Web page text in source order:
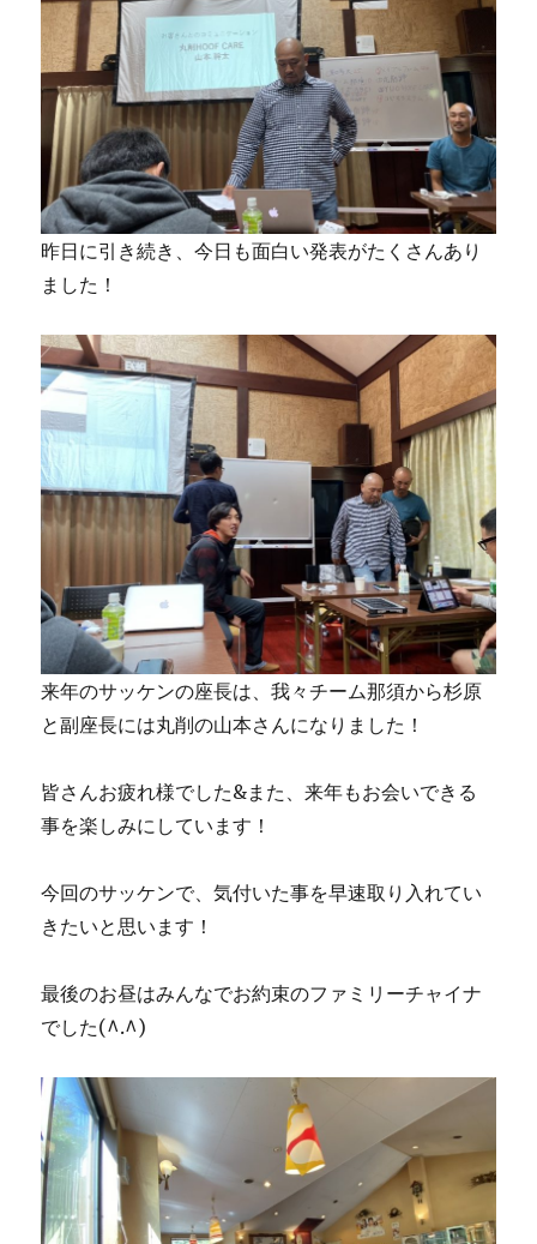
昨日に引き続き、今日も面白い発表がたくさんあり
ました！
来年のサッケンの座長は、我々チーム那須から杉原
と副座長には丸削の山本さんになりました！
皆さんお疲れ様でした&また、来年もお会いできる
事を楽しみにしています！
今回のサッケンで、気付いた事を早速取り入れてい
きたいと思います！
最後のお昼はみんなでお約束のファミリーチャイナ
でした(^.^)